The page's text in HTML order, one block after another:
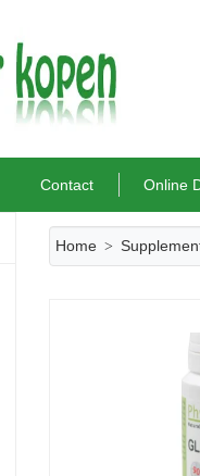
Contact Online
Home